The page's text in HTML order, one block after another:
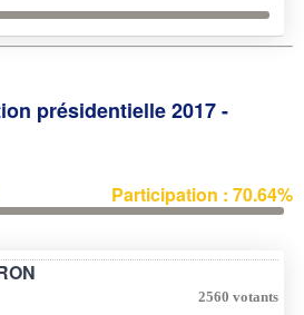
présidentielle 2017 -
Participation : 70.64%
2560 votants